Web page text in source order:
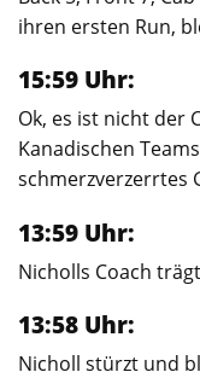
ihren ersten Run,
15:59 Uhr:
Ok, es ist nicht der
Kanadischen
schmerzverzerrtes
13:59 Uhr:
Nicholls Coach
13:58 Uhr:
Nicholl stürzt und